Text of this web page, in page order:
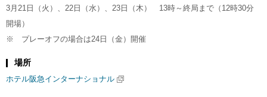
3月21日（火）、22日（水）、23日（木） 13時～終局まで（12時30分
開場）
※ プレーオフの場合は24日（金）開催
場所
ホテル阪急インターナショナル